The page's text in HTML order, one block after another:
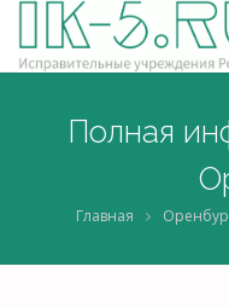
Полная
Главная